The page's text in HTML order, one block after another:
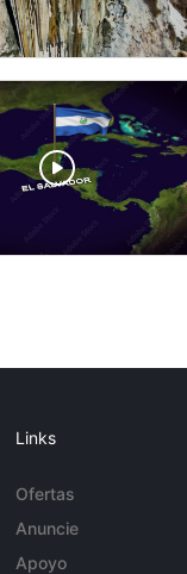
Links
Ofertas
Anuncie
Apoyo